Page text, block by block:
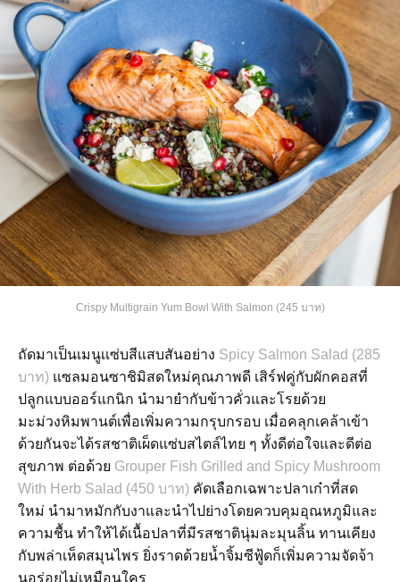
Crispy Multigrain Yum Bowl With Salmon (245 บาท)
ถัดมาเป็นเมนูเเซ่บสีแสบสันอย่าง Spicy Salmon Salad (285
บาท) แซลมอนซาชิมิสดใหม่คุณภาพดี เสิร์ฟคู่กับผักคอสที่
ปลูกแบบออร์แกนิก นำมายำกับข้าวคั่วและโรยด้วย
มะม่วงหิมพานต์เพื่อเพิ่มความกรุบกรอบ เมื่อคลุกเคล้าเข้า
ด้วยกันจะได้รสชาติเผ็ดแซ่บสไตล์ไทย ๆ ทั้งดีต่อใจและดีต่อ
สุขภาพ ต่อด้วย Grouper Fish Grilled and Spicy Mushroom
With Herb Salad (450 บาท) คัดเลือกเฉพาะปลาเก๋าที่สด
ใหม่ นำมาหมักกับงาและนำไปย่างโดยควบคุมอุณหภูมิและ
ความชื้น ทำให้ได้เนื้อปลาที่มีรสชาตินุ่มละมุนลิ้น ทานเคียง
กับพล่าเห็ดสมุนไพร ยิ่งราดด้วยน้ำจิ้มซีฟู้ดก็เพิ่มความจัดจ้า
นอร่อยไม่เหมือนใคร